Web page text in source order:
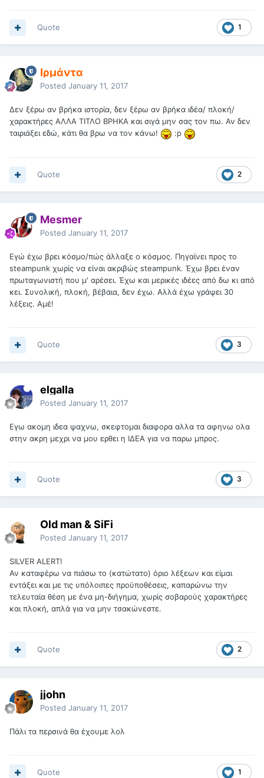
1
Quote
Ιρμάντα
Posted January 11, 2017
Δεν ξέρω αν βρήκα ιστορία, δεν ξέρω αν βρήκα ιδέα/ πλοκή/
χαρακτήρες ΑΛΛΑ ΤΙΤΛΟ ΒΡΗΚΑ και σιγά μην σας τον πω. Αν δεν
ταιριάξει εδώ, κάτι θα βρω να τον κάνω!
:p
2
Quote
Mesmer
Posted January 11, 2017
Εγώ έχω βρει κόσμο/πώς άλλαξε ο κόσμος. Πηγαίνει προς το
steampunk χωρίς να είναι ακριβώς steampunk. Έχω βρει έναν
πρωταγωνιστή που μ' αρέσει. Έχω και μερικές ιδέες από δω κι από
κει. Συνολική, πλοκή, βέβαια, δεν έχω. Αλλά έχω γράψει 30
λέξεις. Αμέ!
3
Quote
elgalla
Posted January 11, 2017
Εγω ακομη ιδεα ψαχνω, σκεφτομαι διαφορα αλλα τα αφηνω ολα
στην ακρη μεχρι να μου ερθει η ΙΔΕΑ για να παρω μπρος.
3
Quote
Old man & SiFi
Posted January 11, 2017
SILVER ALERT!
Αν καταφέρω να πιάσω το (κατώτατο) όριο λέξεων και είμαι
εντάξει και με τις υπόλοιπες προϋποθέσεις, καπαρώνω την
τελευταία θέση με ένα μη-διήγημα, χωρίς σοβαρούς χαρακτήρες
και πλοκή, απλά για να μην τσακώνεστε.
2
Quote
jjohn
Posted January 11, 2017
Πάλι τα περσινά θα έχουμε λολ
1
Quote